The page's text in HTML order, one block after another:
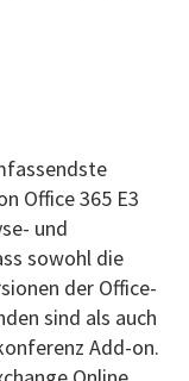
Office 365 E3
und
sowohl die
der Office-
sind als auch
Add-on.